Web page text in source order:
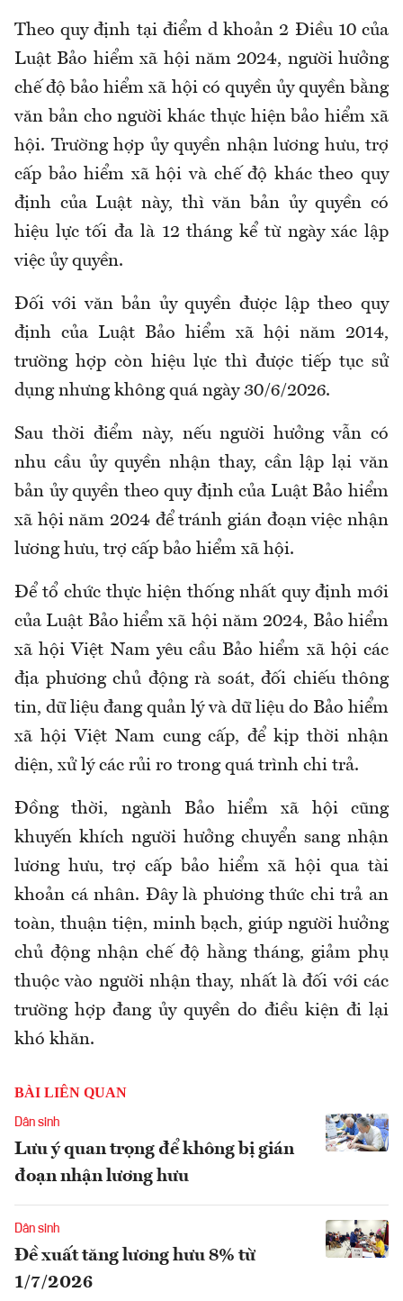
Theo quy định tại điểm d khoản 2 Điều 10 của
Luật Bảo hiểm xã hội năm 2024, người hưởng
chế độ bảo hiểm xã hội có quyền ủy quyền bằng
văn bản cho người khác thực hiện bảo hiểm xã
hội. Trường hợp ủy quyền nhận lương hưu, trợ
cấp bảo hiểm xã hội và chế độ khác theo quy
định của Luật này, thì văn bản ủy quyền có
hiệu lực tối đa là 12 tháng kể từ ngày xác lập
việc ủy quyền.
Đối với văn bản ủy quyền được lập theo quy
định của Luật Bảo hiểm xã hội năm 2014,
trường hợp còn hiệu lực thì được tiếp tục sử
dụng nhưng không quá ngày 30/6/2026.
Sau thời điểm này, nếu người hưởng vẫn có
nhu cầu ủy quyền nhận thay, cần lập lại văn
bản ủy quyền theo quy định của Luật Bảo hiểm
xã hộinăm 2024 để tránh gián đoạn việc nhận
lương hưu, trợ cấp bảo hiểm xã hội.
Để tổ chức thực hiện thống nhất quy định mới
của Luật Bảo hiểm xã hộinăm 2024, Bảo hiểm
xã hội Việt Nam yêu cầu Bảo hiểm xã hộicác
địa phương chủ động rà soát, đối chiếu thông
tin, dữ liệu đang quản lý và dữ liệu do Bảo hiểm
xã hộiViệt Nam cung cấp, để kịp thời nhận
diện, xử lý các rủi ro trong quá trình chi trả.
Đồng thời, ngành Bảo hiểm xã hội cũng
khuyến khích người hưởng chuyển sang nhận
lương hưu, trợ cấp bảo hiểm xã hội qua tài
khoản cá nhân. Đây là phương thức chi trả an
toàn, thuận tiện, minh bạch, giúp người hưởng
chủ động nhận chế độ hằng tháng, giảm phụ
thuộc vào người nhận thay, nhất là đối với các
trường hợp đang ủy quyền do điều kiện đi lại
khó khăn.
BÀI LIÊN QUAN
Dân sinh
Lưu ý quan trọng để không bị gián
đoạn nhận lương hưu
Dân sinh
Đề xuất tăng lương hưu 8% từ
1/7/2026